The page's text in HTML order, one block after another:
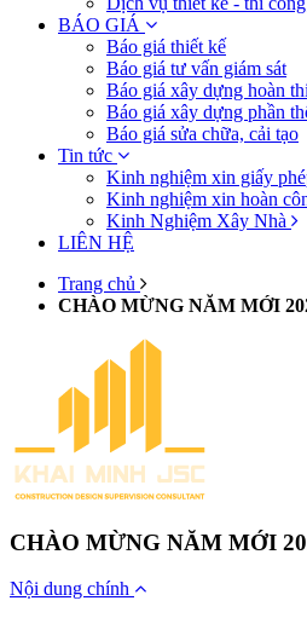
BÁO GIÁ
Báo giá thiết kế
Báo giá tư vấn giám sát
Báo giá xây dựng hoàn
Báo giá xây dựng phần
Báo giá sửa chữa, cải tạo
Tin tức
Kinh nghiệm xin giấy
Kinh nghiệm xin hoàn
Kinh Nghiệm Xây Nhà
LIÊN HỆ
Trang chủ
CHÀO MỪNG NĂM MỚI
CHÀO MỪNG NĂM MỚI
Nội dung chính